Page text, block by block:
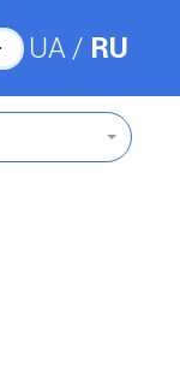
UA RU